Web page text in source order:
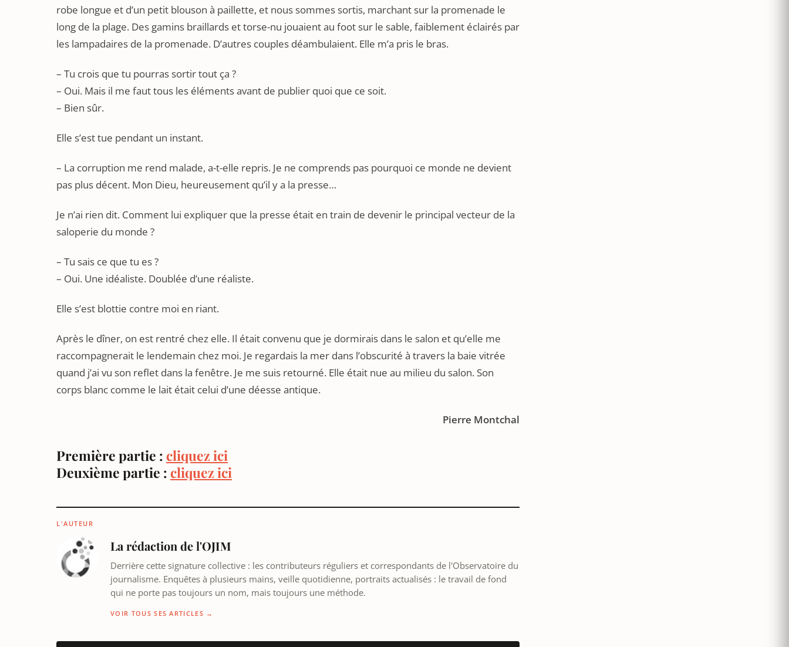
robe longue et d’un petit blouson à paillette, et nous sommes sortis, marchant sur la promenade le
long de la plage. Des gamins braillards et torse-nu jouaient au foot sur le sable, faiblement éclairés par
les lampadaires de la promenade. D’autres couples déambulaient. Elle m’a pris le bras.
– Tu crois que tu pourras sortir tout ça ?
– Oui. Mais il me faut tous les éléments avant de publier quoi que ce soit.
– Bien sûr.
Elle s’est tue pendant un instant.
– La corruption me rend malade, a-t-elle repris. Je ne comprends pas pourquoi ce monde ne devient
pas plus décent. Mon Dieu, heureusement qu’il y a la presse…
Je n’ai rien dit. Comment lui expliquer que la presse était en train de devenir le principal vecteur de la
saloperie du monde ?
– Tu sais ce que tu es ?
– Oui. Une idéaliste. Doublée d’une réaliste.
Elle s’est blottie contre moi en riant.
Après le dîner, on est rentré chez elle. Il était convenu que je dormirais dans le salon et qu’elle me
raccompagnerait le lendemain chez moi. Je regardais la mer dans l’obscurité à travers la baie vitrée
quand j’ai vu son reflet dans la fenêtre. Je me suis retourné. Elle était nue au milieu du salon. Son
corps blanc comme le lait était celui d’une déesse antique.
Pierre Montchal
Première partie :cliquez ici
Deuxième partie :cliquez ici
L'AUTEUR
La rédaction de l'OJIM
Derrière cette signature collective : les contributeurs réguliers et correspondants de l'Observatoire du
journalisme. Enquêtes à plusieurs mains, veille quotidienne, portraits actualisés : le travail de fond
qui ne porte pas toujours un nom, mais toujours une méthode.
VOIR TOUS SES ARTICLES →